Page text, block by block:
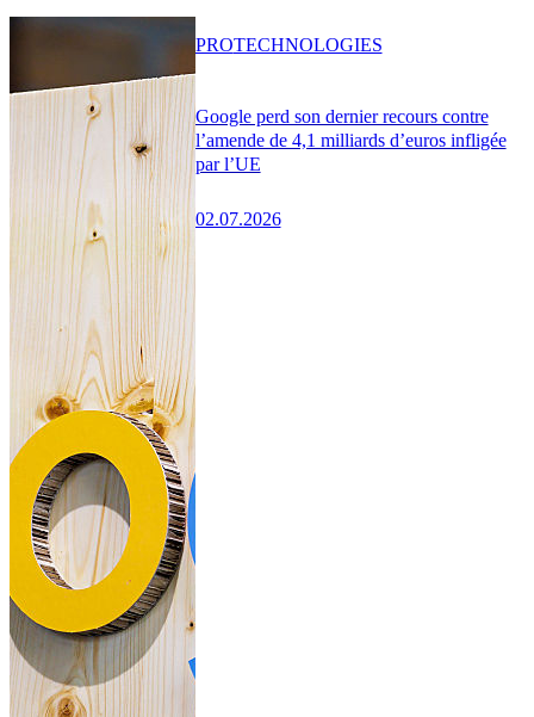
Google perd son dernier recours contre
l’amende de 4,1 milliards d’euros infligée
par l’UE
02.07.2026
PROTECHNOLOGIES